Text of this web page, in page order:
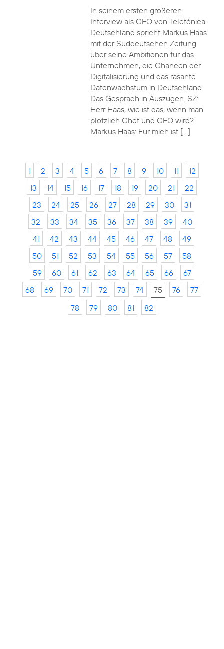
In seinem ersten größeren
Interview als CEO von Telefónica
Deutschland spricht Markus Haas
mit der Süddeutschen Zeitung
über seine Ambitionen für das
Unternehmen, die Chancen der
Digitalisierung und das rasante
Datenwachstum in Deutschland.
Das Gespräch in Auszügen. SZ:
Herr Haas, wie ist das, wenn man
plötzlich Chef und CEO wird?
Markus Haas: Für mich ist […]
1 2 3 4 5 6 7 8 9 10 11
12
13
14 15 16 17 18 19 20 21
22
23
24 25 26 27 28 29 30
31
32
33 34 35 36 37 38 39
40
41
42 43 44 45 46 47 48
49
50
51 52 53 54 55 56 57
58
59
60 61 62 63 64 65 66
67
68
69 70 71 72 73 74 75 76
77
78
79 80 81 82